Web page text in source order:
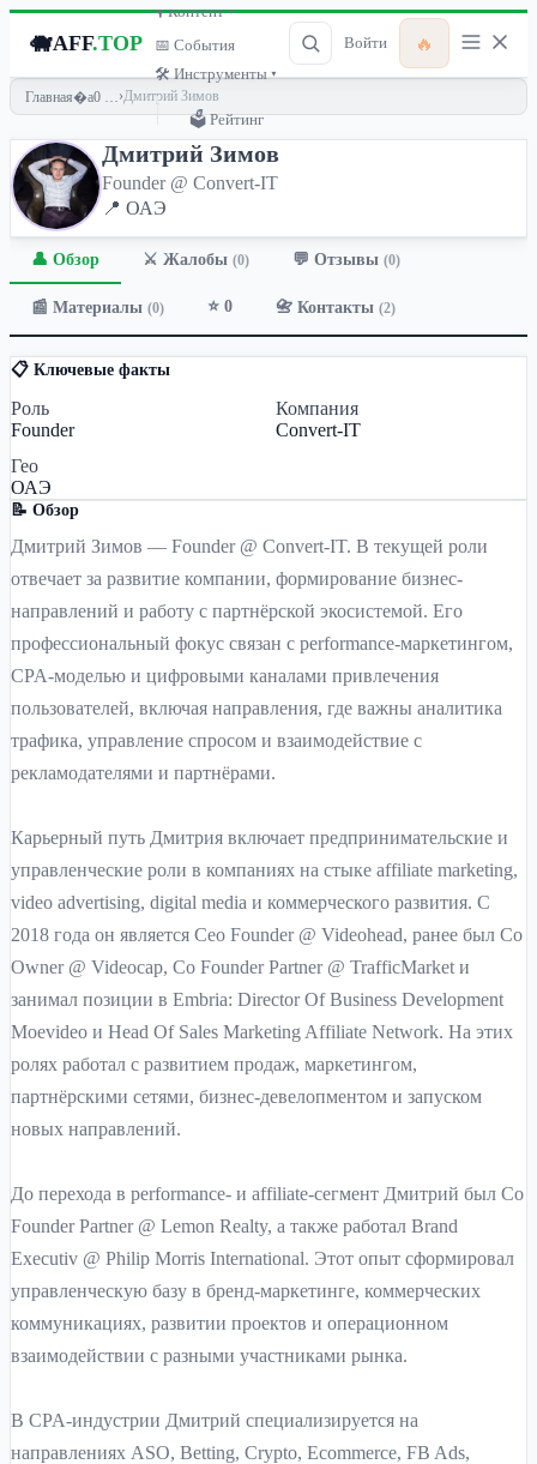
🐗AFF.TOP
🎙 Контент ▾
📅 События
🛠 Инструменты ▾
🗳 Рейтинг
Войти 🔥
Главная ›Дмитрий Зимов
Дмитрий Зимов
Founder @ Convert-IT
📍 ОАЭ
👤 Обзор ⚔️ Жалобы (0) 💬 Отзывы (0)
📰 Материалы (0) ⭐ 0 📇 Контакты (2)
📋 Ключевые факты
Роль
Founder
Компания
Convert-IT
Гео
ОАЭ
📝 Обзор
Дмитрий Зимов — Founder @ Convert-IT. В текущей роли
отвечает за развитие компании, формирование бизнес-
направлений и работу с партнёрской экосистемой. Его
профессиональный фокус связан с performance-маркетингом,
CPA-моделью и цифровыми каналами привлечения
пользователей, включая направления, где важны аналитика
трафика, управление спросом и взаимодействие с
рекламодателями и партнёрами.
Карьерный путь Дмитрия включает предпринимательские и
управленческие роли в компаниях на стыке affiliate marketing,
video advertising, digital media и коммерческого развития. С
2018 года он является Ceo Founder @ Videohead, ранее был Co
Owner @ Videocap, Co Founder Partner @ TrafficMarket и
занимал позиции в Embria: Director Of Business Development
Moevideo и Head Of Sales Marketing Affiliate Network. На этих
ролях работал с развитием продаж, маркетингом,
партнёрскими сетями, бизнес-девелопментом и запуском
новых направлений.
До перехода в performance- и affiliate-сегмент Дмитрий был Co
Founder Partner @ Lemon Realty, а также работал Brand
Executiv @ Philip Morris International. Этот опыт сформировал
управленческую базу в бренд-маркетинге, коммерческих
коммуникациях, развитии проектов и операционном
взаимодействии с разными участниками рынка.
В CPA-индустрии Дмитрий специализируется на
направлениях ASO, Betting, Crypto, Ecommerce, FB Ads,